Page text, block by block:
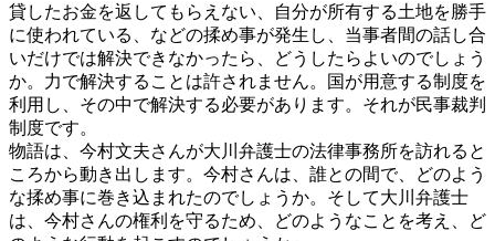
貸したお金を返してもらえない、自分が所有する土地を勝手
に使われている、などの揉め事が発生し、当事者間の話し合
いだけでは解決できなかったら、どうしたらよいのでしょう
か。力で解決することは許されません。国が用意する制度を
利用し、その中で解決する必要があります。それが民事裁判
制度です。
物語は、今村文夫さんが大川弁護士の法律事務所を訪れると
ころから動き出します。今村さんは、誰との間で、どのよう
な揉め事に巻き込まれたのでしょうか。そして大川弁護士
は、今村さんの権利を守るため、どのようなことを考え、ど